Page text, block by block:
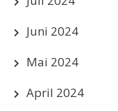
Juni 2024
Mai 2024
April 2024